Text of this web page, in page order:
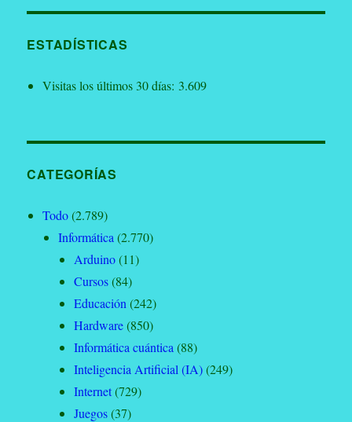
ESTADÍSTICAS
Visitas los últimos 30 días: 3.609
CATEGORÍAS
Todo(2.789)
Informática (2.770)
Arduino(11)
Cursos(84)
Educación (242)
Hardware(850)
Informática cuántica (88)
Inteligencia Artificial (IA)(249)
Internet(729)
Juegos(37)